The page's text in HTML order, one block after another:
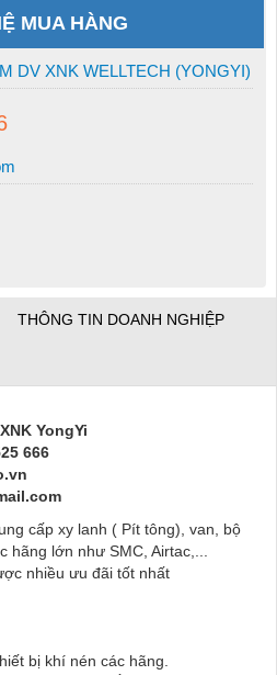
MUA HÀNG
DV XNK WELLTECH (YONGYI)
THÔNG TIN DOANH NGHIỆP
YongYi
666
cấp xy lanh ( Pít tông), van, bộ
hãng lớn như SMC, Airtac,...
nhiều ưu đãi tốt nhất
bị khí nén các hãng.